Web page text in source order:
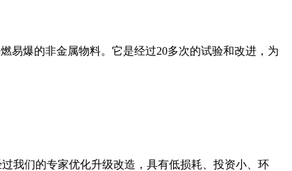
易爆的非金属物料。它是经过20多次的试验和改进，为
我们的专家优化升级改造，具有低损耗、投资小、环